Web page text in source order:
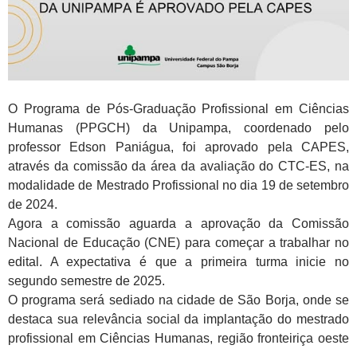
O Programa de Pós-Graduação Profissional em Ciências
Humanas (PPGCH) da Unipampa, coordenado pelo
professor Edson Paniágua, foi aprovado pela CAPES,
através da comissão da área da avaliação do CTC-ES, na
modalidade de Mestrado Profissional no dia 19 de setembro
de 2024.
Agora a comissão aguarda a aprovação da Comissão
Nacional de Educação (CNE) para começar a trabalhar no
edital. A expectativa é que a primeira turma inicie no
segundo semestre de 2025.
O programa será sediado na cidade de São Borja, onde se
destaca sua relevância social da implantação do mestrado
profissional em Ciências Humanas, região fronteiriça oeste